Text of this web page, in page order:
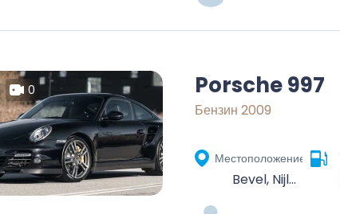
0 Porsche 997
Бензин 2009
Местоположение
Bevel, Nijlen, Mechelen, Antwerp, Flanders, Belgium